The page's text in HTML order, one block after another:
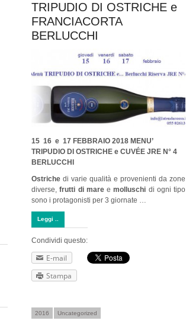
TRIPUDIO DI OSTRICHE e
FRANCIACORTA
BERLUCCHI
15 16 e 17 FEBBRAIO 2018 MENU’
TRIPUDIO DI OSTRICHE e CUVÉE JRE N° 4
BERLUCCHI
Ostriche di varie qualità e provenienti da zone
diverse,frutti di mareemolluschi di ogni tipo
sono i protagonisti per 3 giornate …
Leggi ..
Condividi questo:
E-mail
Stampa
2016 Uncategorized